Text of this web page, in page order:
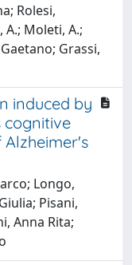
Rolesi,
A.; Moleti, A.;
Grassi,
induced by
cognitive
Longo,
Pisani,
Anna Rita;